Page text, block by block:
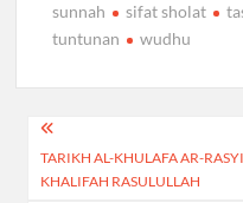
sunnah
sifat sholat
tuntunan
wudhu
Navigasi
pos
TARIKH AL-KHULAFA AR-
KHALIFAH RASULULLAH